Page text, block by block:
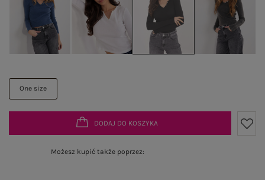
One size
DODAJ DO KOSZYKA
Możesz kupić także poprzez: